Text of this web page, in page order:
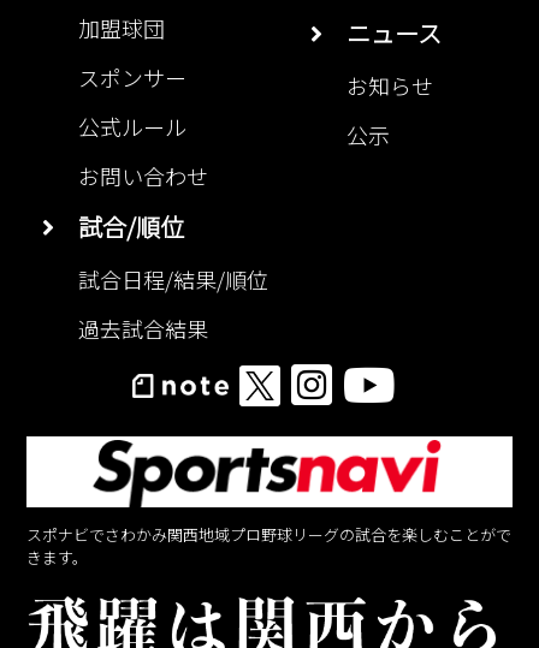
加盟球団
スポンサー
公式ルール
お問い合わせ
試合/順位
試合日程/結果/順位
過去試合結果
ニュース
お知らせ
公示
スポナビでさわかみ関西地域プロ野球リーグの試合を楽しむことがで
きます。